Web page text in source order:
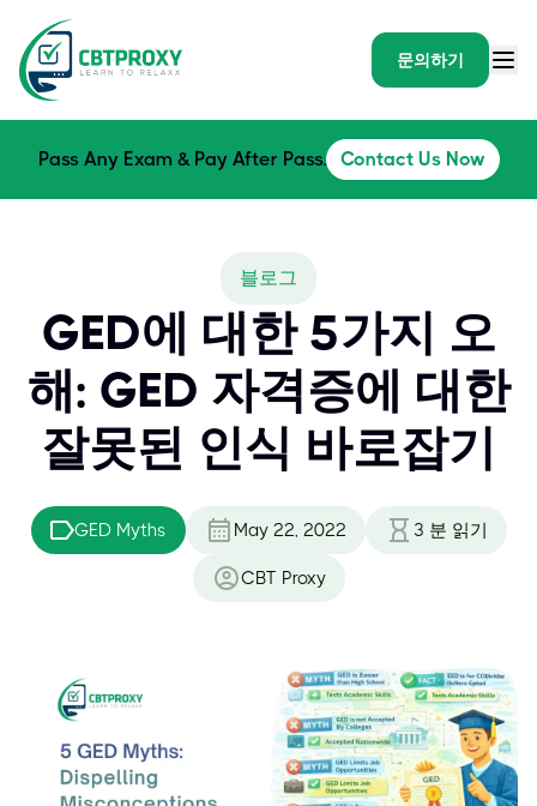
문의하기
Pass Any Exam & Pay After Pass. Contact Us Now
블로그
GED에 대한 5가지 오
해: GED 자격증에 대한
잘못된 인식 바로잡기
GED Myths May 22, 2022 3 분 읽기
CBT Proxy